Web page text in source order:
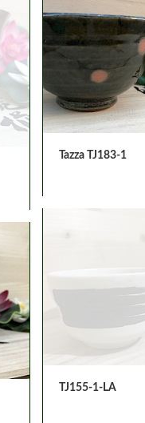
Tazza TJ183-1
TJ155-1-LA